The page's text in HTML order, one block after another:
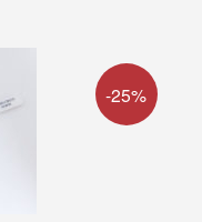
-25%